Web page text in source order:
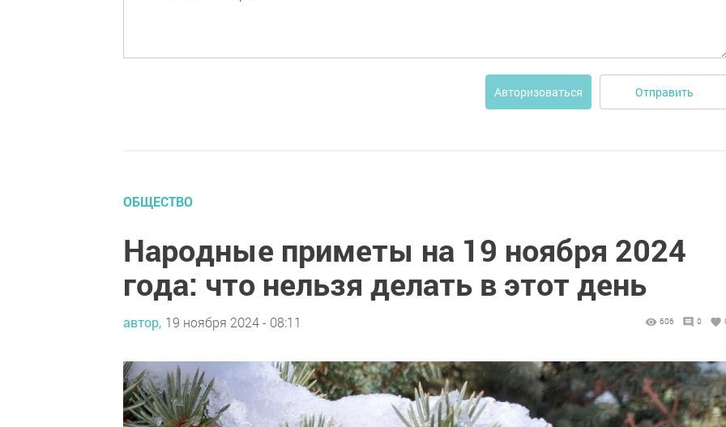
Авторизоваться Отправить
ОБЩЕСТВО
Народные приметы на 19 ноября 2024
года: что нельзя делать в этот день
автор, 19 ноября 2024 - 08:11 606 0